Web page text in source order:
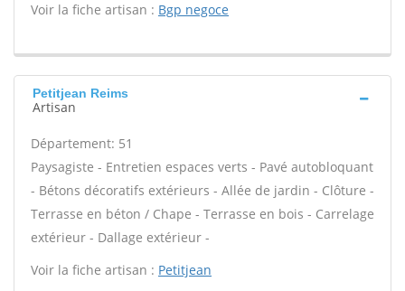
Voir la fiche artisan : Bgp negoce
Petitjean Reims
Artisan
Département: 51
Paysagiste - Entretien espaces verts - Pavé autobloquant
- Bétons décoratifs extérieurs - Allée de jardin - Clôture -
Terrasse en béton / Chape - Terrasse en bois - Carrelage
extérieur - Dallage extérieur -
Voir la fiche artisan : Petitjean